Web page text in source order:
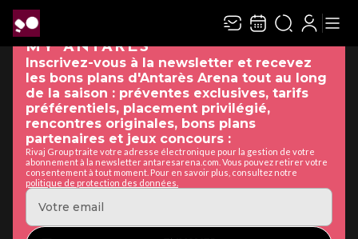
MY ANTARÈS
Inscrivez-vous à la newsletter et recevez
les bons plans d'Antarès Arena tout au long
de la saison : préventes exclusives, tarifs
préférentiels, placement privilégié,
rencontres originales, bons plans
partenaires et jeux concours :
Rivaj Group traite votre adresse électronique pour la gestion de votre
abonnement à la newsletter antaresarena.com. Vous pouvez retirer votre
consentement à tout moment. Pour en savoir plus, consultez notre
politique de protection des données.